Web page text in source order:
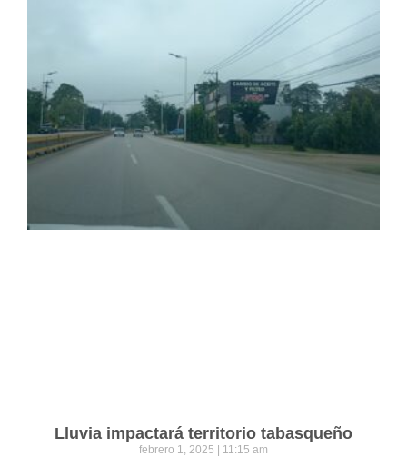
Lluvia impactará territorio tabasqueño
febrero 1, 2025 11:15 am